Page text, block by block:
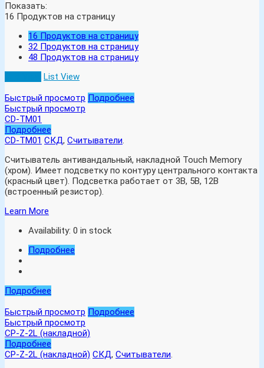
Показать:
16 Продуктов на страницу
16 Продуктов на страницу
32 Продуктов на страницу
48 Продуктов на страницу
List View
Быстрый просмотр Подробнее
Быстрый просмотр
CD-TM01
Подробнее
CD-TM01 СКД, Считыватели.
Cчитыватель антивандальный, накладной Touch Memory
(хром). Имеет подсветку по контуру центрального контакта
(красный цвет). Подсветка работает от 3В, 5В, 12В
(встроенный резистор).
Learn More
Availability: 0 in stock
Подробнее
Подробнее
Быстрый просмотр Подробнее
Быстрый просмотр
CP-Z-2L (накладной)
Подробнее
CP-Z-2L (накладной) СКД, Считыватели.